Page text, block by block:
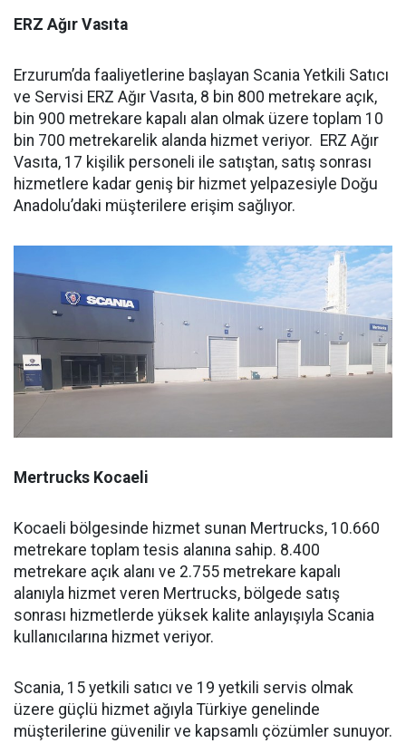
ERZ Ağır Vasıta
Erzurum’da faaliyetlerine başlayan Scania Yetkili Satıcı
ve Servisi ERZ Ağır Vasıta, 8 bin 800 metrekare açık,
bin 900 metrekare kapalı alan olmak üzere toplam 10
bin 700 metrekarelik alanda hizmet veriyor. ERZ Ağır
Vasıta, 17 kişilik personeli ile satıştan, satış sonrası
hizmetlere kadar geniş bir hizmet yelpazesiyle Doğu
Anadolu’daki müşterilere erişim sağlıyor.
Mertrucks Kocaeli
Kocaeli bölgesinde hizmet sunan Mertrucks, 10.660
metrekare toplam tesis alanına sahip. 8.400
metrekare açık alanı ve 2.755 metrekare kapalı
alanıyla hizmet veren Mertrucks, bölgede satış
sonrası hizmetlerde yüksek kalite anlayışıyla Scania
kullanıcılarına hizmet veriyor.
Scania, 15 yetkili satıcı ve 19 yetkili servis olmak
üzere güçlü hizmet ağıyla Türkiye genelinde
müşterilerine güvenilir ve kapsamlı çözümler sunuyor.